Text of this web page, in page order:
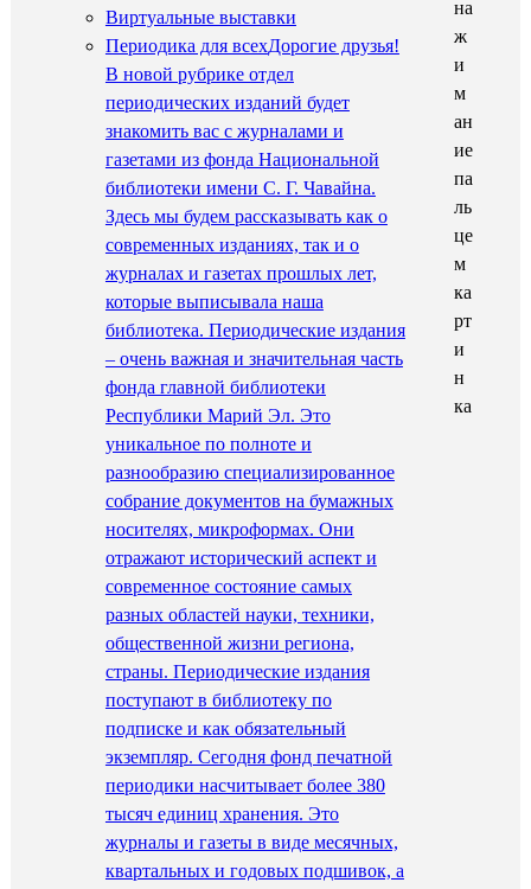
Виртуальные выставки
Периодика для всехДорогие друзья!
В новой рубрике отдел
периодических изданий будет
знакомить вас с журналами и
газетами из фонда Национальной
библиотеки имени С. Г. Чавайна.
Здесь мы будем рассказывать как о
современных изданиях, так и о
журналах и газетах прошлых лет,
которые выписывала наша
библиотека. Периодические издания
– очень важная и значительная часть
фонда главной библиотеки
Республики Марий Эл. Это
уникальное по полноте и
разнообразию специализированное
собрание документов на бумажных
носителях, микроформах. Они
отражают исторический аспект и
современное состояние самых
разных областей науки, техники,
общественной жизни региона,
страны. Периодические издания
поступают в библиотеку по
подписке и как обязательный
экземпляр. Сегодня фонд печатной
периодики насчитывает более 380
тысяч единиц хранения. Это
журналы и газеты в виде месячных,
квартальных и годовых подшивок, а